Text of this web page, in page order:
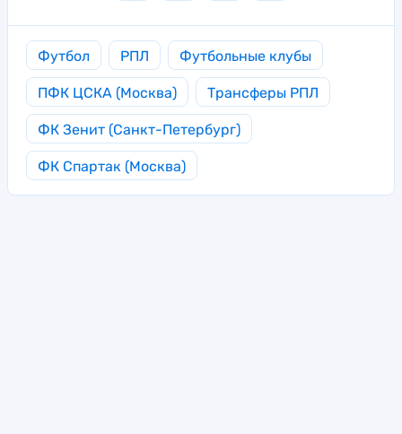
Футбол РПЛ Футбольные клубы
ПФК ЦСКА (Москва) Трансферы РПЛ
ФК Зенит (Санкт-Петербург)
ФК Спартак (Москва)